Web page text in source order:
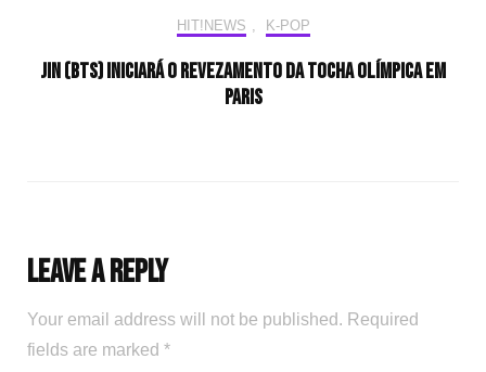
HIT!NEWS , K-POP
Jin (BTS) iniciará o revezamento da tocha olímpica em
Paris
Leave a Reply
Your email address will not be published. Required
fields are marked *